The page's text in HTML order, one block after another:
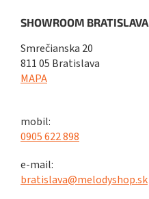
SHOWROOM BRATISLAVA
Smrečianska 20
811 05 Bratislava
MAPA
mobil:
0905 622 898
e-mail:
bratislava@melodyshop.sk